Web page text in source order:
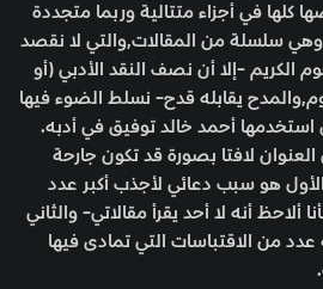
كلها في أجزاء متتالية وربما متجددة
سلسلة من المقالات,والتي لا نقصد
الكريم -إلا أن نصف النقد الأدبي (أو
يقابله قدح- نسلط الضوء فيها
استخدمها أحمد خالد توفيق في أدبه.
لافتا بصورة قد تكون جارحة
هو سبب دعائي لأجذب أكبر عدد
ألاحظ أنه لا أحد يقرأ مقالاتي- والثاني
عدد من الاقتباسات التي تمادى فيها